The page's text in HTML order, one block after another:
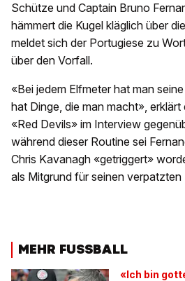
Schütze und Captain Bruno
hämmert die Kugel kläglich über
meldet sich der Portugiese zu
über den Vorfall.
«Bei jedem Elfmeter hat man
hat Dinge, die man macht»,
«Red Devils» im Interview
während dieser Routine sei
Chris Kavanagh «getriggert»
als Mitgrund für seinen verpatzten
MEHR FUSSBALL
«Ich bin